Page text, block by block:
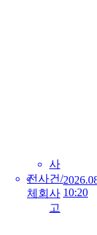
전
체
사
회
사
건/
사
고
10:20